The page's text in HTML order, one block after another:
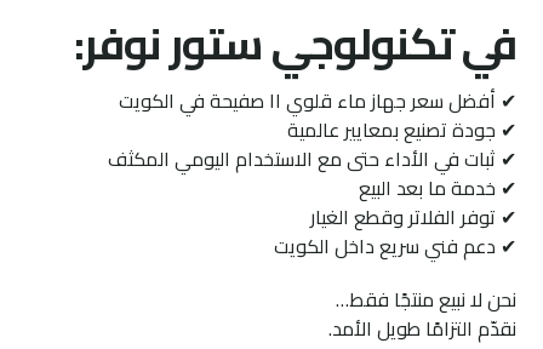
في تكنولوجي ستور نوفر:
✔ أفضل سعر جهاز ماء قلوي ١١ صفيحة في الكويت
✔ جودة تصنيع بمعايير عالمية
✔ ثبات في الأداء حتى مع الاستخدام اليومي المكثف
✔ خدمة ما بعد البيع
✔ توفر الفلاتر وقطع الغيار
✔ دعم فني سريع داخل الكويت
نحن لا نبيع منتجًا فقط…
نقدّم التزامًا طويل الأمد.